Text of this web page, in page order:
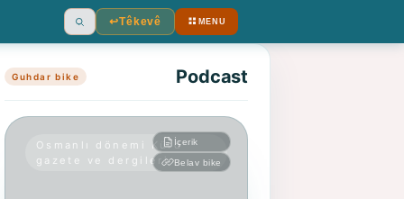
Ara ↩︎Têkevê MENU
Guhdar bike Podcast
Osmanlı dönemi Kürd
gazete ve dergileri
İçerik
Belav bike